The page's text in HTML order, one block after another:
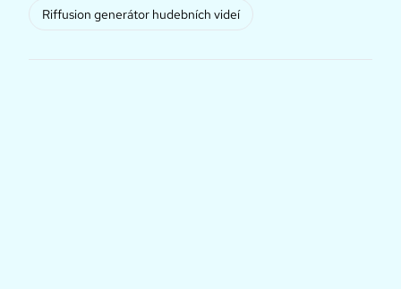
Riffusion generátor hudebních videí